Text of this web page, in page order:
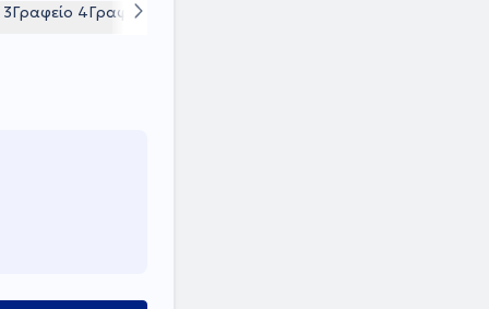
Γραφείο 4Γραφείο 5